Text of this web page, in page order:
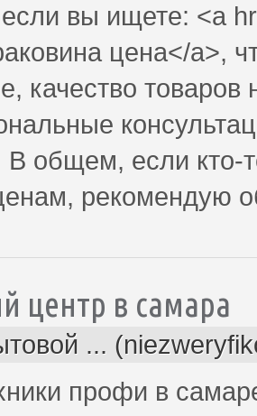
вы ищете: <a
цена</a>,
качество
В общем, если кто-
рекомендую
центр в самара
...
профи в